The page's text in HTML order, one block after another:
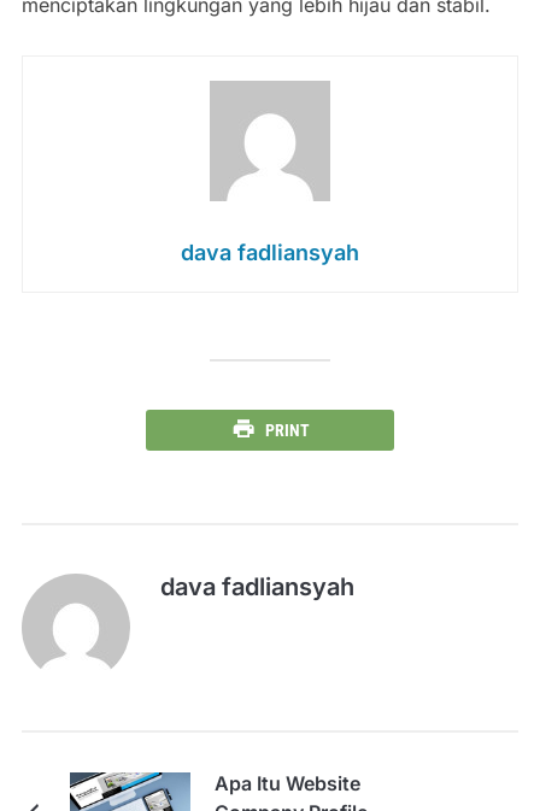
menciptakan lingkungan yang lebih hijau dan stabil.
dava fadliansyah
PRINT
dava fadliansyah
Apa Itu Website